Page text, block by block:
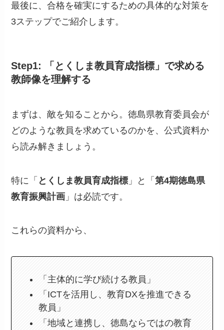
最後に、合格を確実にするための具体的な対策を
3ステップでご紹介します。
Step1: 「とくしま教員育成指標」で求める
教師像を理解する
まずは、敵を知ることから。徳島県教育委員会が
どのような教員を求めているのかを、公式資料か
ら読み解きましょう。
特に「 とくしま教員育成指標 」と「第4期徳島県
教育振興計画 」は必読です。
これらの資料から、
「主体的に学び続ける教員」
「ICTを活用し、教育DXを推進できる
教員」
「地域と連携し、徳島ならではの教育